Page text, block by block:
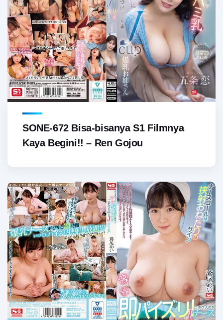
SONE-672 Bisa-bisanya S1 Filmnya
Kaya Begini!! – Ren Gojou